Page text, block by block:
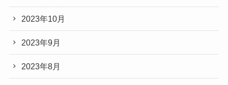
2023年10月
2023年9月
2023年8月